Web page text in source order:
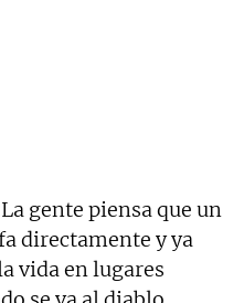
gente piensa que un
directamente y ya
vida en lugares